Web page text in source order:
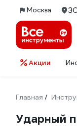
Москва
Акции
Главная /
Ударный